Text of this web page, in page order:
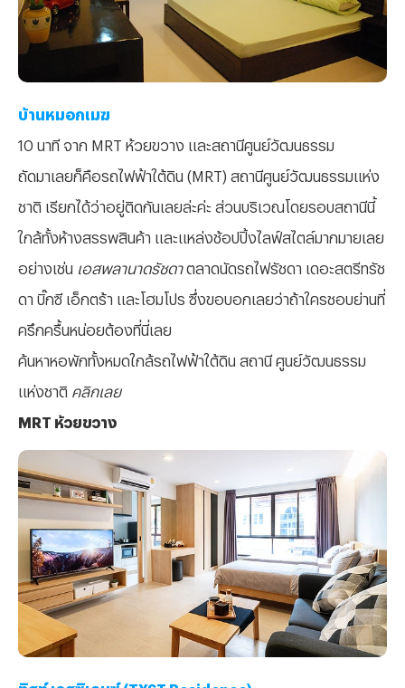
บ้านหมอกเมฆ
10 นาที จาก MRT ห้วยขวาง และสถานีศูนย์วัฒนธรรม
ถัดมาเลยก็คือรถไฟฟ้าใต้ดิน (MRT) สถานีศูนย์วัฒนธรรมแห่ง
ชาติ เรียกได้ว่าอยู่ติดกันเลยล่ะค่ะ ส่วนบริเวณโดยรอบสถานีนี้
ใกล้ทั้งห้างสรรพสินค้า และแหล่งช้อปปิ้งไลฟ์สไตล์มากมายเลย
อย่างเช่น เอสพลานาดรัชดาตลาดนัดรถไฟรัชดา เดอะสตรีทรัช
ดา บิ๊กซี เอ็กตร้า และโฮมโปร ซึ่งขอบอกเลยว่าถ้าใครชอบย่านที่
ครึกครื้นหน่อยต้องที่นี่เลย
ค้นหาหอพักทั้งหมดใกล้รถไฟฟ้าใต้ดิน สถานี ศูนย์วัฒนธรรม
แห่งชาติ คลิกเลย
MRT ห้วยขวาง